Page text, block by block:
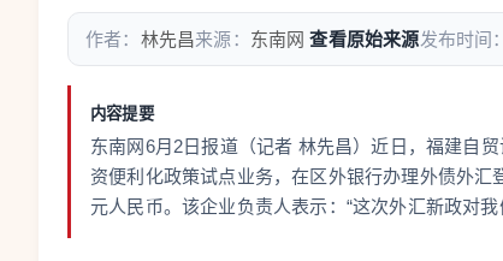
作者： 林先昌来源： 东南网 查看原始来源发布时间：
内容提要
东南网6月2日报道（记者 林先昌）近日，福建自
资便利化政策试点业务，在区外银行办理外债外
元人民币。该企业负责人表示：“这次外汇新政对